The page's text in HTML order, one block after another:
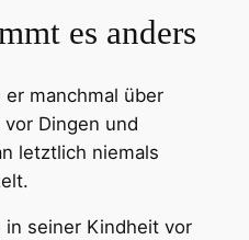
es anders
manchmal über
Dingen und
letztlich niemals
seiner Kindheit vor